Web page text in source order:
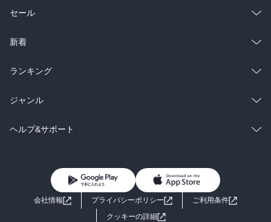
総合
ラノベ
雑誌・グラビア
BL・TL
セール
総合
ラノベ
雑誌・グラビア
BL・TL
新着
総合
ラノベ
雑誌・グラビア
ランキング
総合
ラノベ
ジャンル
コミック
ライトノベル 男子向けラノベ
小説
ヘルプ&サポート
よくあるご質問 お問い合わせ
会社情報 プライバシーポリシー
ご利用条件
クッキーの詳細